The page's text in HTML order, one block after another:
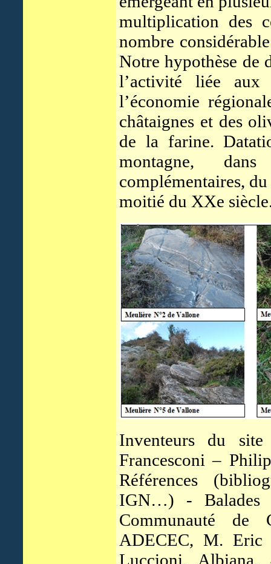
multiplication des
nombre
Notre hypothèse de
l’activité liée
l’économie
châtaignes et des
de la farine.
montagne,
complémentaires,
moitié du XXe
Inventeurs du
Francesconi –
Références
IGN…) - Balades
Communauté de
ADECEC, M. Eric
Luccioni,